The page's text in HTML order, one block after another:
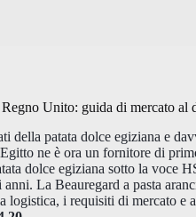
Unito: guida di mercato al
della patata dolce egiziana e
ne è ora un fornitore di
dolce egiziana sotto la voce
La Beauregard a pasta
i requisiti di mercato e